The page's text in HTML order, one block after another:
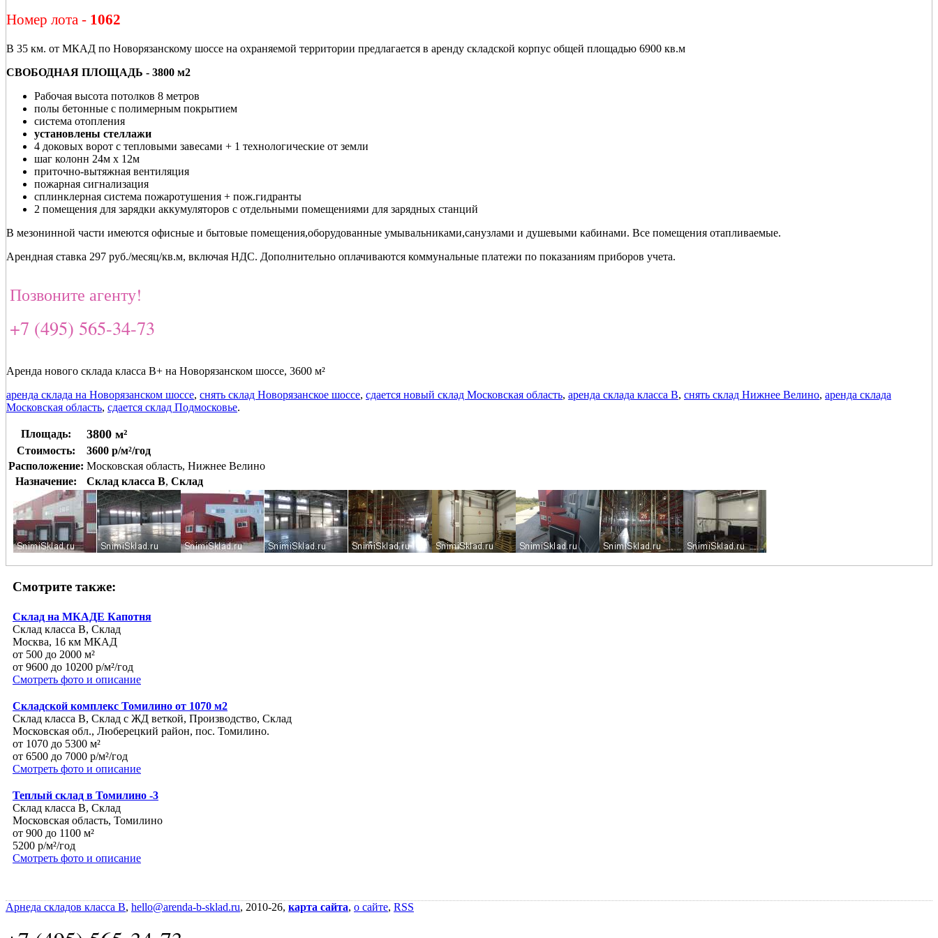
Номер лота - 1062
В 35 км. от МКАД по Новорязанскому шоссе на охраняемой территории предлагается в аренду складской корпус общей площадью 6900 кв.м
СВОБОДНАЯ ПЛОЩАДЬ - 3800 м2
Рабочая высота потолков 8 метров
полы бетонные с полимерным покрытием
система отопления
установлены стеллажи
4 доковых ворот с тепловыми завесами + 1 технологические от земли
шаг колонн 24м х 12м
приточно-вытяжная вентиляция
пожарная сигнализация
сплинклерная система пожаротушения + пож.гидранты
2 помещения для зарядки аккумуляторов с отдельными помещениями для зарядных станций
В мезонинной части имеются офисные и бытовые помещения,оборудованные умывальниками,санузлами и душевыми кабинами. Все помещения отапливаемые.
Арендная ставка 297 руб./месяц/кв.м, включая НДС. Дополнительно оплачиваются коммунальные платежи по показаниям приборов учета.
Позвоните агенту!
+7 (495) 565-34-73
Аренда нового склада класса В+ на Новорязанском шоссе, 3600 м²
аренда склада на Новорязанском шоссе, снять склад Новорязанское шоссе, сдается новый склад Московская область, аренда склада класса В, снять склад Нижнее Велино, аренда склада
Московская область, сдается склад Подмосковье.
Площадь: 3800 м²
Стоимость:
3600 р/м²/год
Расположение: Московская область, Нижнее Велино
Назначение:
Склад класса B, Склад
Смотрите также:
Склад на МКАДЕ Капотня
Склад класса B, Склад
Москва, 16 км МКАД
от 500 до 2000 м²
от 9600 до 10200 р/м²/год
Смотреть фото и описание
Складской комплекс Томилино от 1070 м2
Склад класса B, Склад с ЖД веткой, Производство, Склад
Московская обл., Люберецкий район, пос. Томилино.
от 1070 до 5300 м²
от 6500 до 7000 р/м²/год
Смотреть фото и описание
Теплый склад в Томилино -3
Склад класса B, Склад
Московская область, Томилино
от 900 до 1100 м²
5200 р/м²/год
Смотреть фото и описание
Арнеда складов класса B, hello@arenda-b-sklad.ru, 2010-26, карта сайта, о сайте, RSS